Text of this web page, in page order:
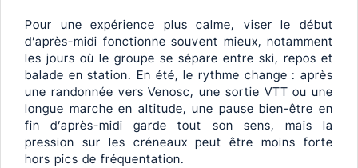
Pour une expérience plus calme, viser le début
d’après-midi fonctionne souvent mieux, notamment
les jours où le groupe se sépare entre ski, repos et
balade en station. En été, le rythme change : après
une randonnée vers Venosc, une sortie VTT ou une
longue marche en altitude, une pause bien-être en
fin d’après-midi garde tout son sens, mais la
pression sur les créneaux peut être moins forte
hors pics de fréquentation.